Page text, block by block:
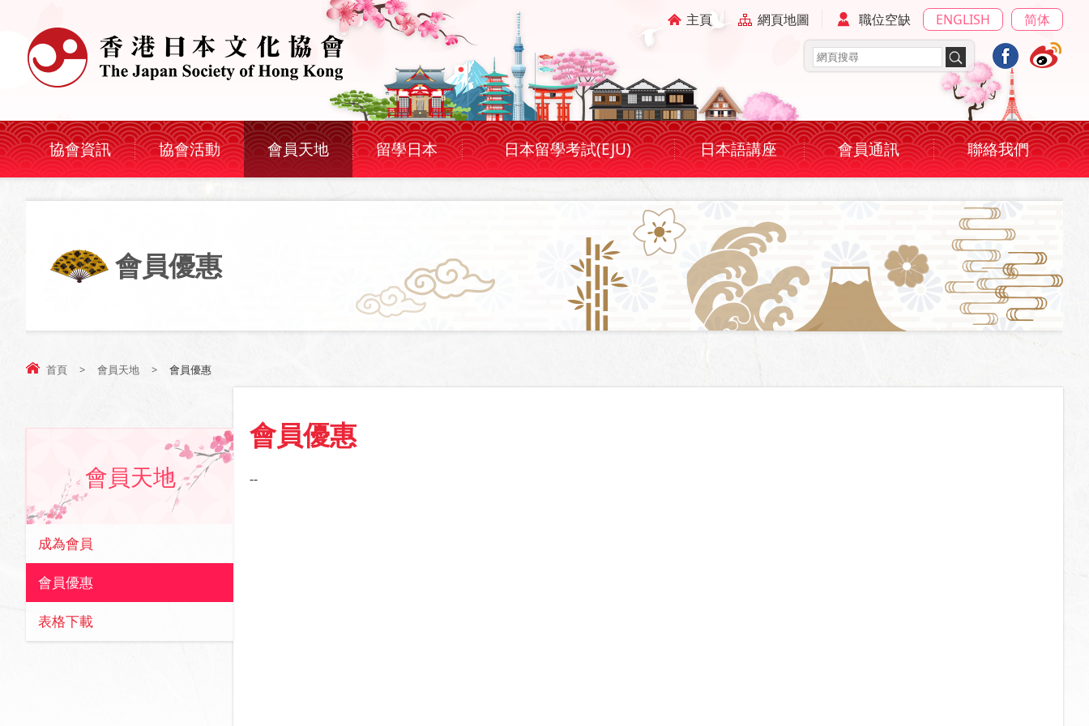
主頁 網頁地圖 職位空缺 ENGLISH 简体
協會資訊 協會活動 會員天地 留學日本 日本留學考試(EJU) 日本語講座 會員通訊 聯絡我們
會員優惠
首頁 > 會員天地 > 會員優惠
會員優惠
--
會員天地
成為會員
會員優惠
表格下載